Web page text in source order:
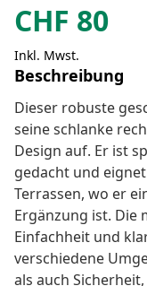
CHF 80
Inkl. Mwst.
Beschreibung
Dieser robuste
seine schlanke
Design auf. Er ist
gedacht und
Terrassen, wo er
Ergänzung ist. Die
Einfachheit und
verschiedene
als auch